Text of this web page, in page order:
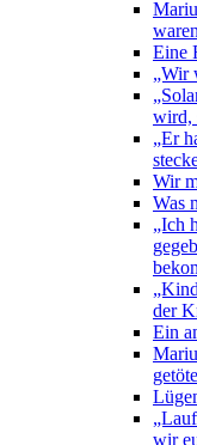
Eine
„Wir
wird,
„Er
Wir
Was
„Ich
der
Ein
wir